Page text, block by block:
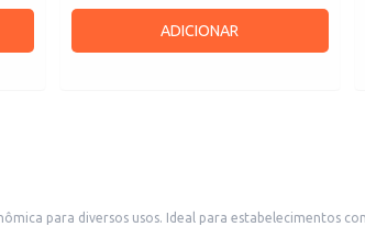
ADICIONAR
para diversos usos. Ideal para estabelecimentos